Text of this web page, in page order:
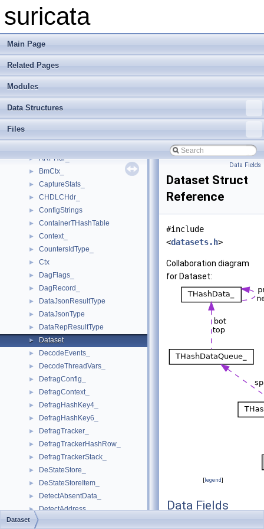
suricata
Main Page
Related Pages
Modules
Data Structures
Files
► AppLayerProtoDetectPPTestDataPort_
► AppLayerProtoDetectProbingParserElement_
► AppLayerProtoDetectProbingParserPort_
► AppLayerProtoDetectThreadCtx_
► AppLayerThreadCtx_
► AppLayerTxConfig
► ARPHdr_
► BmCtx_
► CaptureStats_
► CHDLCHdr_
► ConfigStrings
► ContainerTHashTable
► Context_
► CountersIdType_
► Ctx
► DagFlags_
► DagRecord_
► DataJsonResultType
► DataJsonType
► DataRepResultType
► Dataset
► DecodeEvents_
► DecodeThreadVars_
► DefragConfig_
► DefragContext_
► DefragHashKey4_
► DefragHashKey6_
► DefragTracker_
► DefragTrackerHashRow_
► DefragTrackerStack_
► DeStateStore_
► DeStateStoreItem_
► DetectAbsentData_
► DetectAddress_
►
Data Fields
Dataset Struct
Reference
#include
<datasets.h>
Collaboration diagram
for Dataset:
[legend]
Data Fields
Dataset